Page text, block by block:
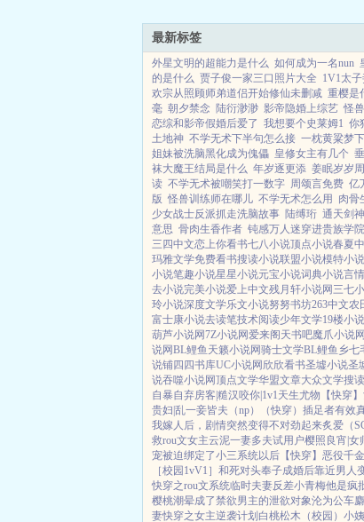
最新标签
外星文明的超能力是什么 如何成为一名nun
的是什么 贾子俊一家三口照片大全 1V1太
欢宗从照顾师弟道侣开始修仙未删减 重樱是
毫 朝夕禁念 陆衍渺渺 影帝隐婚上综艺 怪
恋综和影帝假婚后爱了 我想要个史莱姆1 你
土地神 不学无术下半句怎么接 一枕黄粱梦
姐妹被洗脑黑化成为傀儡 皇修女主有几个
袜大魔王结局是什么 年岁逐更添 姜眠岁岁
读 不学无术被嘲笑打一数字 周颂言免费 亿
版 怪兽训练师在哪儿 不学无术怎么用 肉骨
少女战士反派抓走洗脑故事 陆缚珩 通天剑
意思 骨肉生香作者 钝感万人迷穿进贵族学
三四中文恋上你看书七八小说顶点小说春夏
玛雅文学免费看书搜读小说联盟小说模特小说
小说笔趣小说星星小说元宝小说词典小说言
去小说完美小说爱上中文残月轩小说网 三七
玲小说深度文学乐文小说努努书坊263中文农
富士康小说去读笔技术阅读少年文学19楼小说
葫芦小说网7Z小说网爱来阁 天书吧魔爪小说网
说网BL鲤鱼 天籁小说网骑士文学BL鲤鱼乡七
说铺四四书库UC小说网 欣欣看书圣墟小说圣
说吞噬小说网顶点文学华盟文章大众文学搜
自暴自弃房客|糙汉咬你|1v1天生尤物【快穿】
贵妇|乱一妾皆夫（np） （快穿）插足者有效
我嫁人后，剧情突然变得不对劲起来炙爱（
救rou文女主云泥一妻多夫试用户樱照良宵|女
宠被迫绑定了小三系统以后【快穿】 恶役千
［校园1vV1］ 和死对头奉子成婚后靠近男人
快穿之rou文系统临时夫妻反差小青梅他是疯
樱桃潮晕成了禁欲男主的泄欲对象沦为公车
妻快穿之女主逆袭计划 白桃松木（校园） 小